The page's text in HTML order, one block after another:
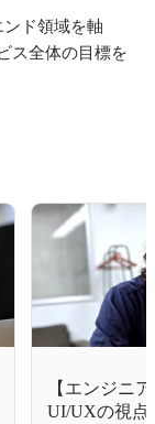
ド領域を軸
ス全体の目標を
【エンジニ
UI/UXの視点